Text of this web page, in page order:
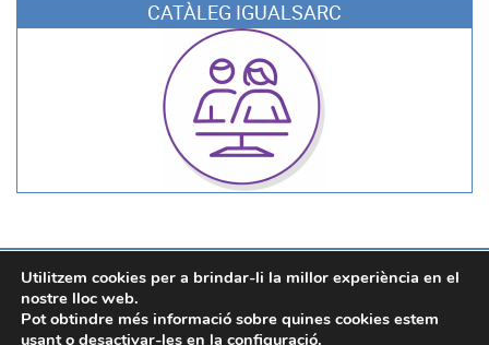
CATÀLEG IGUALSARC
SARC, Servei d'Assistència i Recursos Culturals. Àrea de Cultura.
Carrer Corona, 36 - 46003 València
Edifici Centre Cultural La Beneficència, 2ª planta.
Utilitzem cookies per a brindar-li la millor experiència en el
nostre lloc web.
Pot obtindre més informació sobre quines cookies estem
usant o desactivar-les en la configuració.